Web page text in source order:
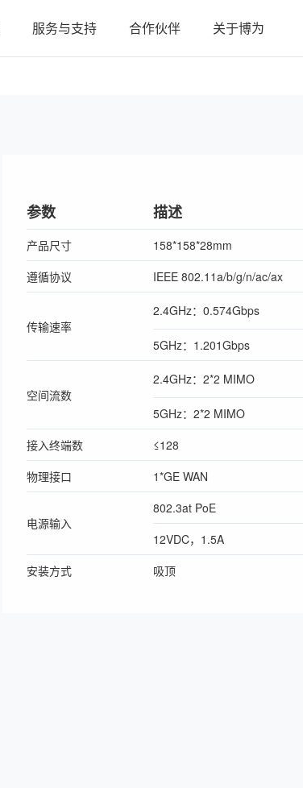
服务与支持 合作伙伴 关于博为
参数 描述
产品尺寸
158*158*28mm
遵循协议
IEEE 802.11a/b/g/n/ac/ax
传输速率
2.4GHz：0.574Gbps
5GHz：1.201Gbps
空间流数
2.4GHz：2*2 MIMO
5GHz：2*2 MIMO
接入终端数
≤128
物理接口
1*GE WAN
电源输入
802.3at PoE
12VDC，1.5A
安装方式
吸顶